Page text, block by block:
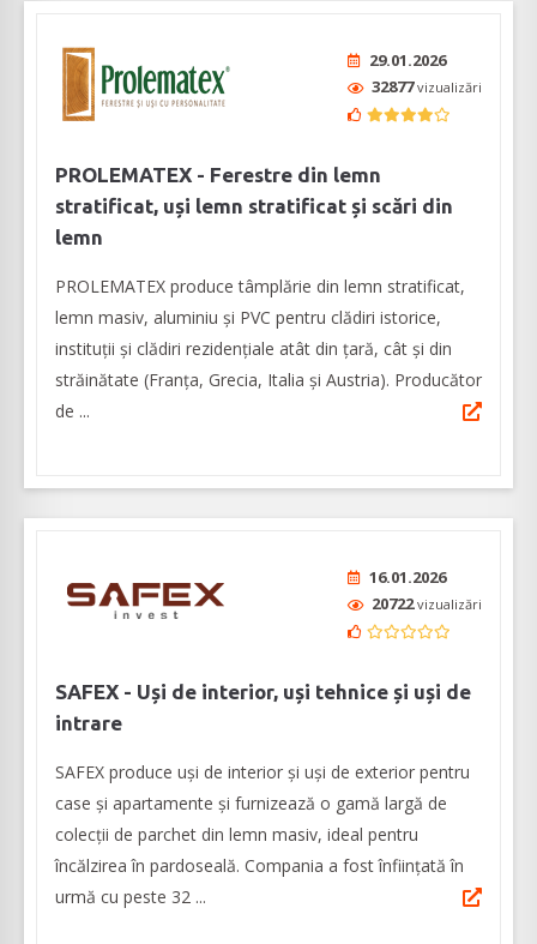
29.01.2026
32877vizualizări
PROLEMATEX - Ferestre din lemn
stratificat, uși lemn stratificat și scări din
lemn
PROLEMATEX produce tâmplărie din lemn stratificat,
lemn masiv, aluminiu și PVC pentru clădiri istorice,
instituții și clădiri rezidențiale atât din țară, cât și din
străinătate (Franța, Grecia, Italia și Austria). Producător
de ...
16.01.2026
20722vizualizări
SAFEX - Uși de interior, uși tehnice și uși de
intrare
SAFEX produce uși de interior și uși de exterior pentru
case și apartamente și furnizează o gamă largă de
colecții de parchet din lemn masiv, ideal pentru
încălzirea în pardoseală. Compania a fost înființată în
urmă cu peste 32 ...